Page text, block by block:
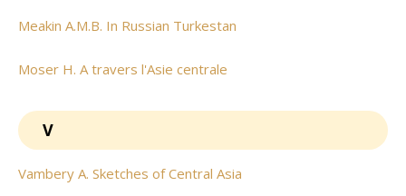
Meakin A.M.B. In Russian Turkestan
Moser H. A travers l'Asie centrale
V
Vambery A. Sketches of Central Asia